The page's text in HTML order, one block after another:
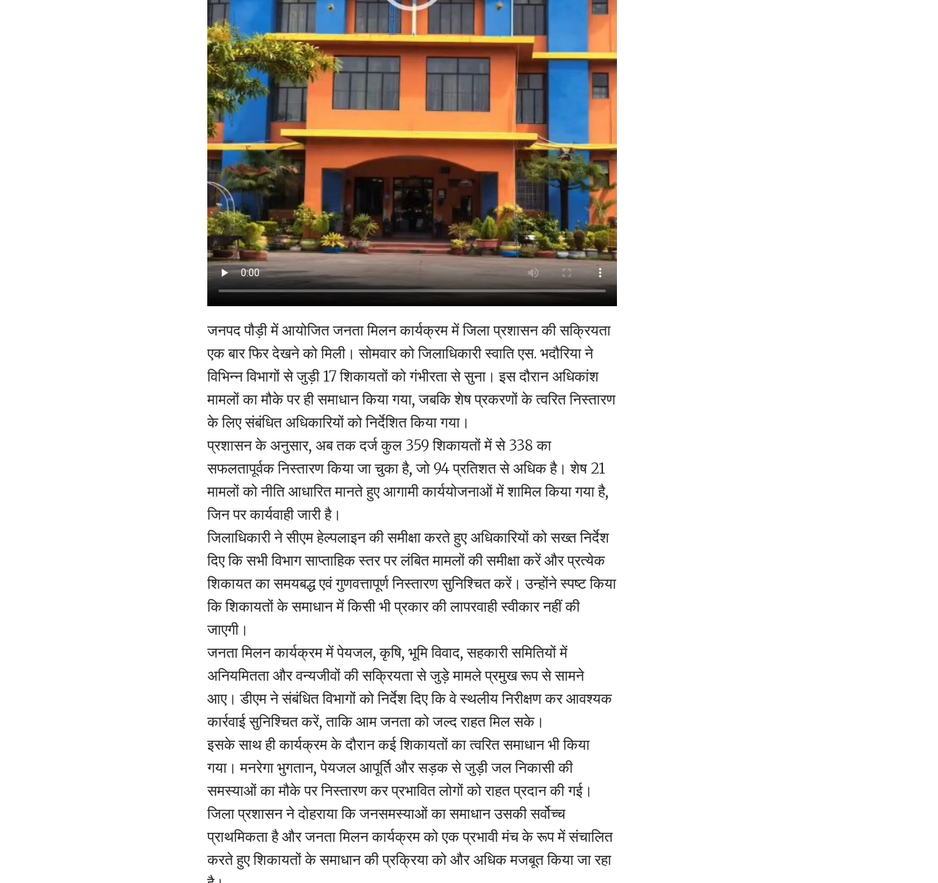
जनपद पौड़ी में आयोजित जनता मिलन कार्यक्रम में जिला प्रशासन की सक्रियता
एक बार फिर देखने को मिली। सोमवार को जिलाधिकारी स्वाति एस. भदौरिया ने
विभिन्न विभागों से जुड़ी 17 शिकायतों को गंभीरता से सुना। इस दौरान अधिकांश
मामलों का मौके पर ही समाधान किया गया, जबकि शेष प्रकरणों के त्वरित निस्तारण
के लिए संबंधित अधिकारियों को निर्देशित किया गया।
प्रशासन के अनुसार, अब तक दर्ज कुल 359 शिकायतों में से 338 का
सफलतापूर्वक निस्तारण किया जा चुका है, जो 94 प्रतिशत से अधिक है। शेष 21
मामलों को नीति आधारित मानते हुए आगामी कार्ययोजनाओं में शामिल किया गया है,
जिन पर कार्यवाही जारी है।
जिलाधिकारी ने सीएम हेल्पलाइन की समीक्षा करते हुए अधिकारियों को सख्त निर्देश
दिए कि सभी विभाग साप्ताहिक स्तर पर लंबित मामलों की समीक्षा करें और प्रत्येक
शिकायत का समयबद्ध एवं गुणवत्तापूर्ण निस्तारण सुनिश्चित करें। उन्होंने स्पष्ट किया
कि शिकायतों के समाधान में किसी भी प्रकार की लापरवाही स्वीकार नहीं की
जाएगी।
जनता मिलन कार्यक्रम में पेयजल, कृषि, भूमि विवाद, सहकारी समितियों में
अनियमितता और वन्यजीवों की सक्रियता से जुड़े मामले प्रमुख रूप से सामने
आए। डीएम ने संबंधित विभागों को निर्देश दिए कि वे स्थलीय निरीक्षण कर आवश्यक
कार्रवाई सुनिश्चित करें, ताकि आम जनता को जल्द राहत मिल सके।
इसके साथ ही कार्यक्रम के दौरान कई शिकायतों का त्वरित समाधान भी किया
गया। मनरेगा भुगतान, पेयजल आपूर्ति और सड़क से जुड़ी जल निकासी की
समस्याओं का मौके पर निस्तारण कर प्रभावित लोगों को राहत प्रदान की गई।
जिला प्रशासन ने दोहराया कि जनसमस्याओं का समाधान उसकी सर्वोच्च
प्राथमिकता है और जनता मिलन कार्यक्रम को एक प्रभावी मंच के रूप में संचालित
करते हुए शिकायतों के समाधान की प्रक्रिया को और अधिक मजबूत किया जा रहा